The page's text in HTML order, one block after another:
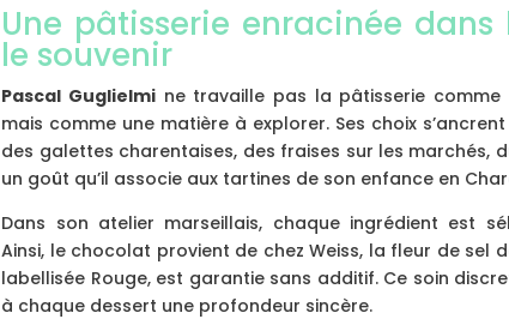
Une pâtisserie enracinée
le souvenir
Pascal Guglielmi ne travaille pas la pâtisserie comme
mais comme une matière à explorer. Ses choix
des galettes charentaises, des fraises sur les marchés,
un goût qu’il associe aux tartines de son enfance en
Dans son atelier marseillais, chaque ingrédient est
Ainsi, le chocolat provient de chez Weiss, la fleur de sel
labellisée Rouge, est garantie sans additif. Ce soin
à chaque dessert une profondeur sincère.